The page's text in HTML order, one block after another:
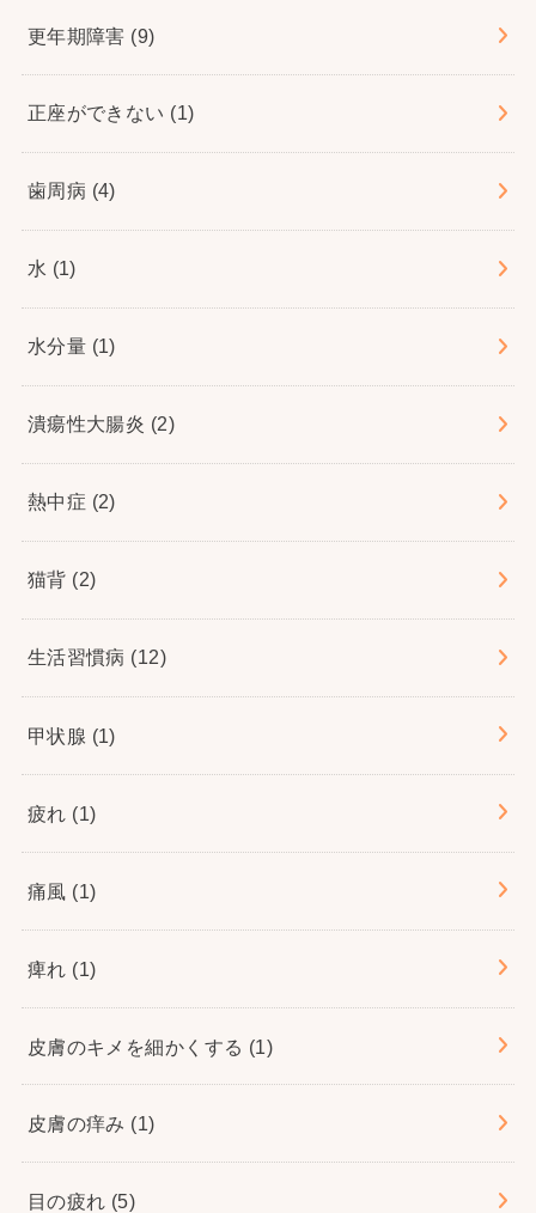
更年期障害 (9)
正座ができない (1)
歯周病 (4)
水 (1)
水分量 (1)
潰瘍性大腸炎 (2)
熱中症 (2)
猫背 (2)
生活習慣病 (12)
甲状腺 (1)
疲れ (1)
痛風 (1)
痺れ (1)
皮膚のキメを細かくする (1)
皮膚の痒み (1)
目の疲れ (5)